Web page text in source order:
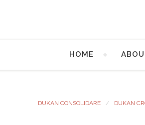
HOME
DUKAN CONSOLIDARE DUKAN